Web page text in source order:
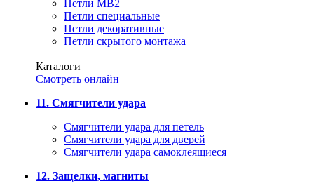
Петли MB2
Петли специальные
Петли декоративные
Петли скрытого монтажа
Каталоги
Смотреть онлайн
11. Смягчители удара
Смягчители удара для петель
Смягчители удара для дверей
Cмягчители удара самоклеящиеся
12. Защелки, магниты